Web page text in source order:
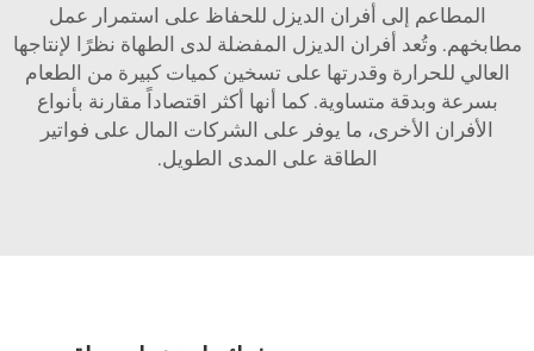
المطاعم إلى أفران الديزل للحفاظ على استمرار عمل
مطابخهم. وتُعد أفران الديزل المفضلة لدى الطهاة نظرًا لإنتاجها
العالي للحرارة وقدرتها على تسخين كميات كبيرة من الطعام
بسرعة وبدقة متساوية. كما أنها أكثر اقتصاداً مقارنة بأنواع
الأفران الأخرى، ما يوفر على الشركات المال على فواتير
الطاقة على المدى الطويل.